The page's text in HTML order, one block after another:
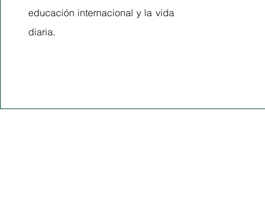
educación internacional y la vida
diaria.